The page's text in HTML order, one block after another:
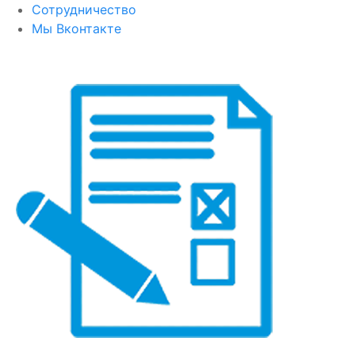
Сотрудничество
Мы Вконтакте